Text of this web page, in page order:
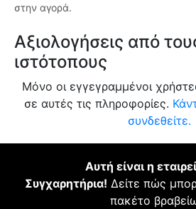
στην αγορά.
Αξιολογήσεις από
ιστότοπους
Μόνο οι εγγεγραμμένοι
σε αυτές τις πληροφορίες.
συνδεθείτε.
Αυτή είναι η
Συγχαρητήρια! Δείτε πώς
πακέτο